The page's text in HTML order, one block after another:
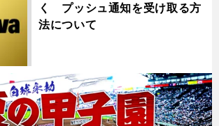
く プッシュ通知を受け取る方
法について